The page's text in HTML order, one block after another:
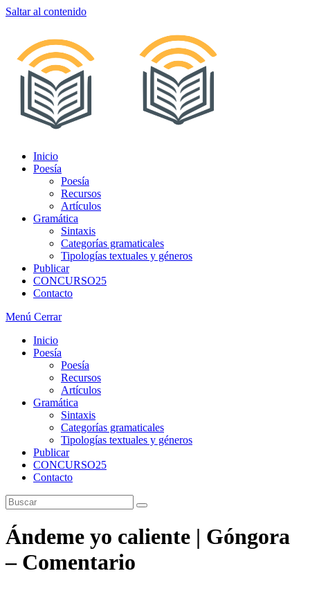
Saltar al contenido
Inicio
Poesía
Poesía
Recursos
Artículos
Gramática
Sintaxis
Categorías gramaticales
Tipologías textuales y géneros
Publicar
CONCURSO25
Contacto
Menú Cerrar
Inicio
Poesía
Poesía
Recursos
Artículos
Gramática
Sintaxis
Categorías gramaticales
Tipologías textuales y géneros
Publicar
CONCURSO25
Contacto
Ándeme yo caliente | Góngora
– Comentario